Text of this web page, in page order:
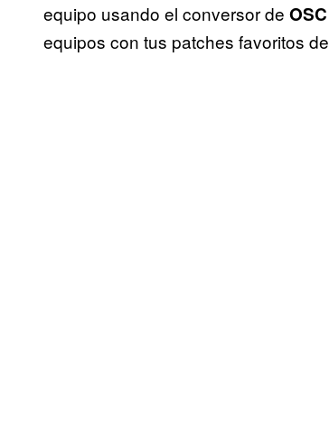
equipo usando el conversor de OSC
equipos con tus patches favoritos de